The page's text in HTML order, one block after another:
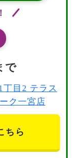
で
目2 テラス
ク一宮店
ちら